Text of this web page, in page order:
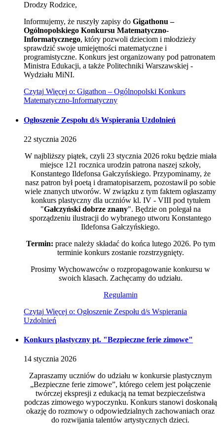
Drodzy Rodzice,
Informujemy, że ruszyły zapisy do Gigathonu –
Ogólnopolskiego Konkursu Matematyczno-
Informatycznego, który pozwoli dzieciom i młodzieży
sprawdzić swoje umiejętności matematyczne i
programistyczne. Konkurs jest organizowany pod patronatem
Ministra Edukacji, a także Politechniki Warszawskiej -
Wydziału MiNI.
Czytaj Więcej o: Gigathon – Ogólnopolski Konkurs
Matematyczno-Informatyczny
Ogłoszenie Zespołu d/s Wspierania Uzdolnień
22 stycznia 2026
W najbliższy piątek, czyli 23 stycznia 2026 roku będzie miała
miejsce 121 rocznica urodzin patrona naszej szkoły,
Konstantego Ildefonsa Gałczyńskiego. Przypominamy, że
nasz patron był poetą i dramatopisarzem, pozostawił po sobie
wiele znanych utworów. W związku z tym faktem ogłaszamy
konkurs plastyczny dla uczniów kl. IV - VIII pod tytułem
"Gałczyński dobrze znany". Będzie on polegał na
sporządzeniu ilustracji do wybranego utworu Konstantego
Ildefonsa Gałczyńskiego.
Termin: prace należy składać do końca lutego 2026. Po tym
terminie konkurs zostanie rozstrzygnięty.
Prosimy Wychowawców o rozpropagowanie konkursu w
swoich klasach. Zachęcamy do udziału.
Regulamin
Czytaj Więcej o: Ogłoszenie Zespołu d/s Wspierania
Uzdolnień
Konkurs plastyczny pt. "Bezpieczne ferie zimowe"
14 stycznia 2026
Zapraszamy uczniów do udziału w konkursie plastycznym
„Bezpieczne ferie zimowe”, którego celem jest połączenie
twórczej ekspresji z edukacją na temat bezpieczeństwa
podczas zimowego wypoczynku. Konkurs stanowi doskonałą
okazję do rozmowy o odpowiedzialnych zachowaniach oraz
do rozwijania talentów artystycznych dzieci.